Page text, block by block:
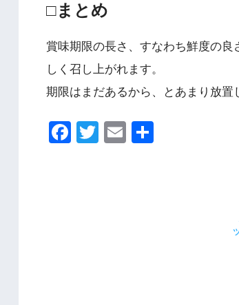
□まとめ
賞味期限の長さ、すなわち鮮度の
しく召し上がれます。
期限はまだあるから、とあまり放置
F T E 共